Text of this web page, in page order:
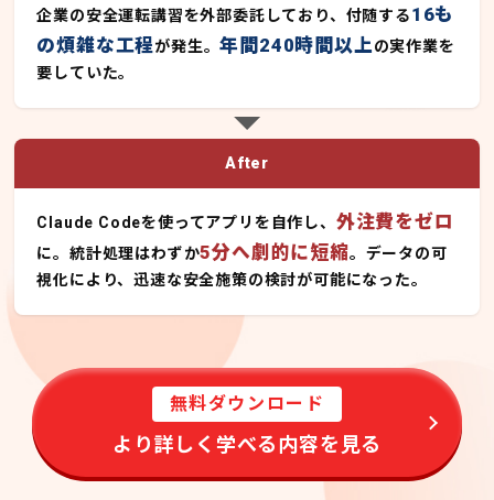
企業の安全運転講習を外部委託しており、付随する16も
の煩雑な工程が発生。年間240時間以上の実作業を
要していた。
After
Claude Codeを使ってアプリを自作し、 外注費をゼロ
に。統計処理はわずか5分へ劇的に短縮。データの可
視化により、迅速な安全施策の検討が可能になった。
無料ダウンロード
より詳しく学べる内容を見る